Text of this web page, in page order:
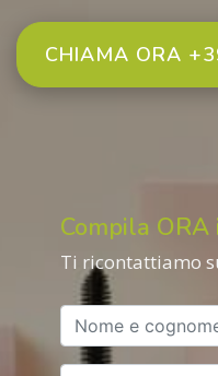
CHIAMA ORA
Compila
Ti ricontattiamo